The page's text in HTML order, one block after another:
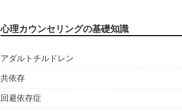
心理カウンセリングの基礎知識
アダルトチルドレン
共依存
回避依存症